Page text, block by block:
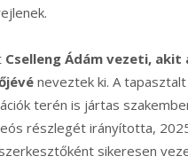
Cselleng Ádám vezeti, akit
neveztek ki. A
terén is jártas
részlegét irányította,
sikeresen